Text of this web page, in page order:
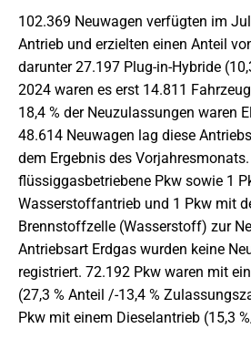
102.369 Neuwagen verfügten im
Antrieb und erzielten einen Anteil
darunter 27.197 Plug-in-Hybride
2024 waren es erst 14.811
18,4 % der Neuzulassungen waren
48.614 Neuwagen lag diese
dem Ergebnis des
flüssiggasbetriebene Pkw sowie 1
Wasserstoffantrieb und 1 Pkw mit
Brennstoffzelle (Wasserstoff) zur
Antriebsart Erdgas wurden keine
registriert. 72.192 Pkw waren mit
(27,3 % Anteil /-13,4 %
Pkw mit einem Dieselantrieb (15,3